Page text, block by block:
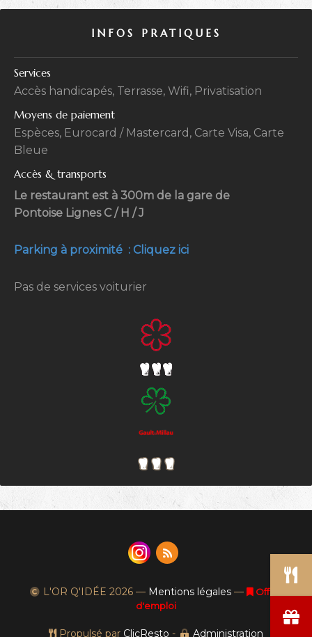
INFOS PRATIQUES
Services
Accès handicapés, Terrasse, Wifi, Privatisation
Moyens de paiement
Espèces, Eurocard / Mastercard, Carte Visa, Carte
Bleue
Accès & transports
Le restaurant est à 300m de la gare de
Pontoise Lignes C / H / J
Parking à proximité : Cliquez ici
Pas de services voiturier
L'OR Q'IDÉE 2026 — Mentions légales —
Offres
d'emploi
Propulsé par ClicResto - Administration